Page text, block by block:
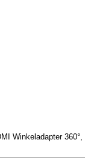
Winkeladapter